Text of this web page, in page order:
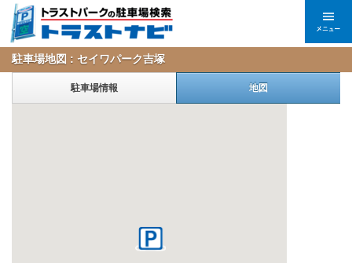
駐車場地図 : セイワパーク吉塚
駐車場情報 地図